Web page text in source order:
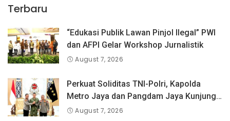
Terbaru
“Edukasi Publik Lawan Pinjol Ilegal” PWI
dan AFPI Gelar Workshop Jurnalistik
August 7, 2026
Perkuat Soliditas TNI-Polri, Kapolda
Metro Jaya dan Pangdam Jaya Kunjungi
Dankorps Brimob Polri
August 7, 2026